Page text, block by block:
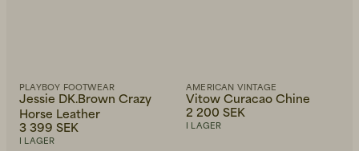
PLAYBOY FOOTWEAR
Jessie DK.Brown Crazy
Horse Leather
3 399 SEK
I LAGER
AMERICAN VINTAGE
Vitow Curacao Chine
2 200 SEK
I LAGER